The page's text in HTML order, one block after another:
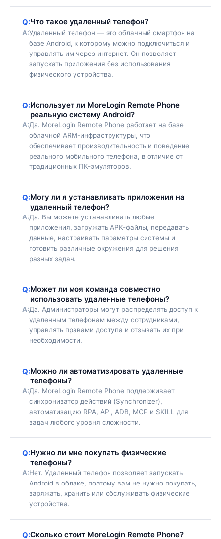
Q:Что такое удаленный телефон?
A:Удаленный телефон — это облачный смартфон на
базе Android, к которому можно подключиться и
управлять им через интернет. Он позволяет
запускать приложения без использования
физического устройства.
Q:Использует ли MoreLogin Remote Phone
реальную систему Android?
A:Да. MoreLogin Remote Phone работает на базе
облачной ARM-инфраструктуры, что
обеспечивает производительность и поведение
реального мобильного телефона, в отличие от
традиционных ПК-эмуляторов.
Q:Могу ли я устанавливать приложения на
удаленный телефон?
A:Да. Вы можете устанавливать любые
приложения, загружать APK-файлы, передавать
данные, настраивать параметры системы и
готовить различные окружения для решения
разных задач.
Q:Может ли моя команда совместно
использовать удаленные телефоны?
A:Да. Администраторы могут распределять доступ к
удаленным телефонам между сотрудниками,
управлять правами доступа и отзывать их при
необходимости.
Q:Можно ли автоматизировать удаленные
телефоны?
A:Да. MoreLogin Remote Phone поддерживает
синхронизатор действий (Synchronizer),
автоматизацию RPA, API, ADB, MCP и SKILL для
задач любого уровня сложности.
Q:Нужно ли мне покупать физические
телефоны?
A:Нет. Удаленный телефон позволяет запускать
Android в облаке, поэтому вам не нужно покупать,
заряжать, хранить или обслуживать физические
устройства.
Q:Сколько стоит MoreLogin Remote Phone?